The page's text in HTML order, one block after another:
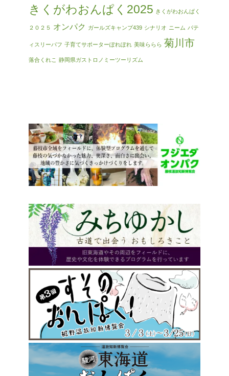
きくがわおんぱく2025 きくがわおんぱく
２０２５ オンパク ガールズキャンプ439 シナリオ ニーム パテ
ィスリーパフ 子育てサポーターぽれぽれ 美味ららら 菊川市
落合くれこ 静岡県ガストロノミーツーリズム